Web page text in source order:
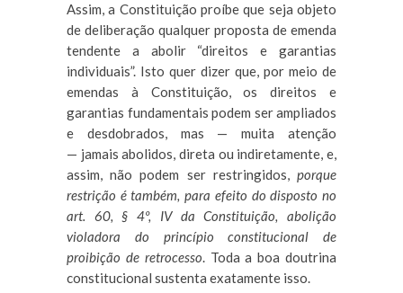
avançar.
CONTROL
VÍRGULA
para
retroceder.
ALT
PONTO
E
VÍRGULA
ou
BARRA
para
acelerar
a
velocidade
de
leitura.
ALT
VÍRGULA
para
Assim, a Constituição proíbe que seja objeto
de deliberação qualquer proposta de emenda
tendente a abolir “direitos e garantias
individuais”. Isto quer dizer que, por meio de
emendas à Constituição, os direitos e
garantias fundamentais podem ser ampliados
e desdobrados, mas — muita atenção
— jamais abolidos, direta ou indiretamente, e,
assim, não podem ser restringidos, porque
restrição é também, para efeito do disposto no
art. 60, § 4º, IV da Constituição, abolição
violadora do princípio constitucional de
proibição de retrocesso. Toda a boa doutrina
constitucional sustenta exatamente isso.